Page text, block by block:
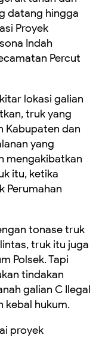
datang hingga
Proyek
Indah
Percut
lokasi galian
truk yang
Kabupaten dan
yang
mengakibatkan
itu, ketika
Perumahan
tonase truk
truk itu juga
Polsek. Tapi
tindakan
galian C Ilegal
kebal hukum.
proyek